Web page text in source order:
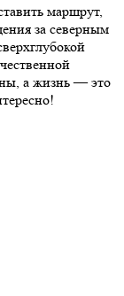
маршрут,
за северным
а жизнь — это